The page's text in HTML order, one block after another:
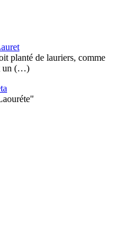
planté de lauriers, comme
un (…)